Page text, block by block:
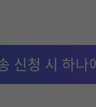
신청 시 하